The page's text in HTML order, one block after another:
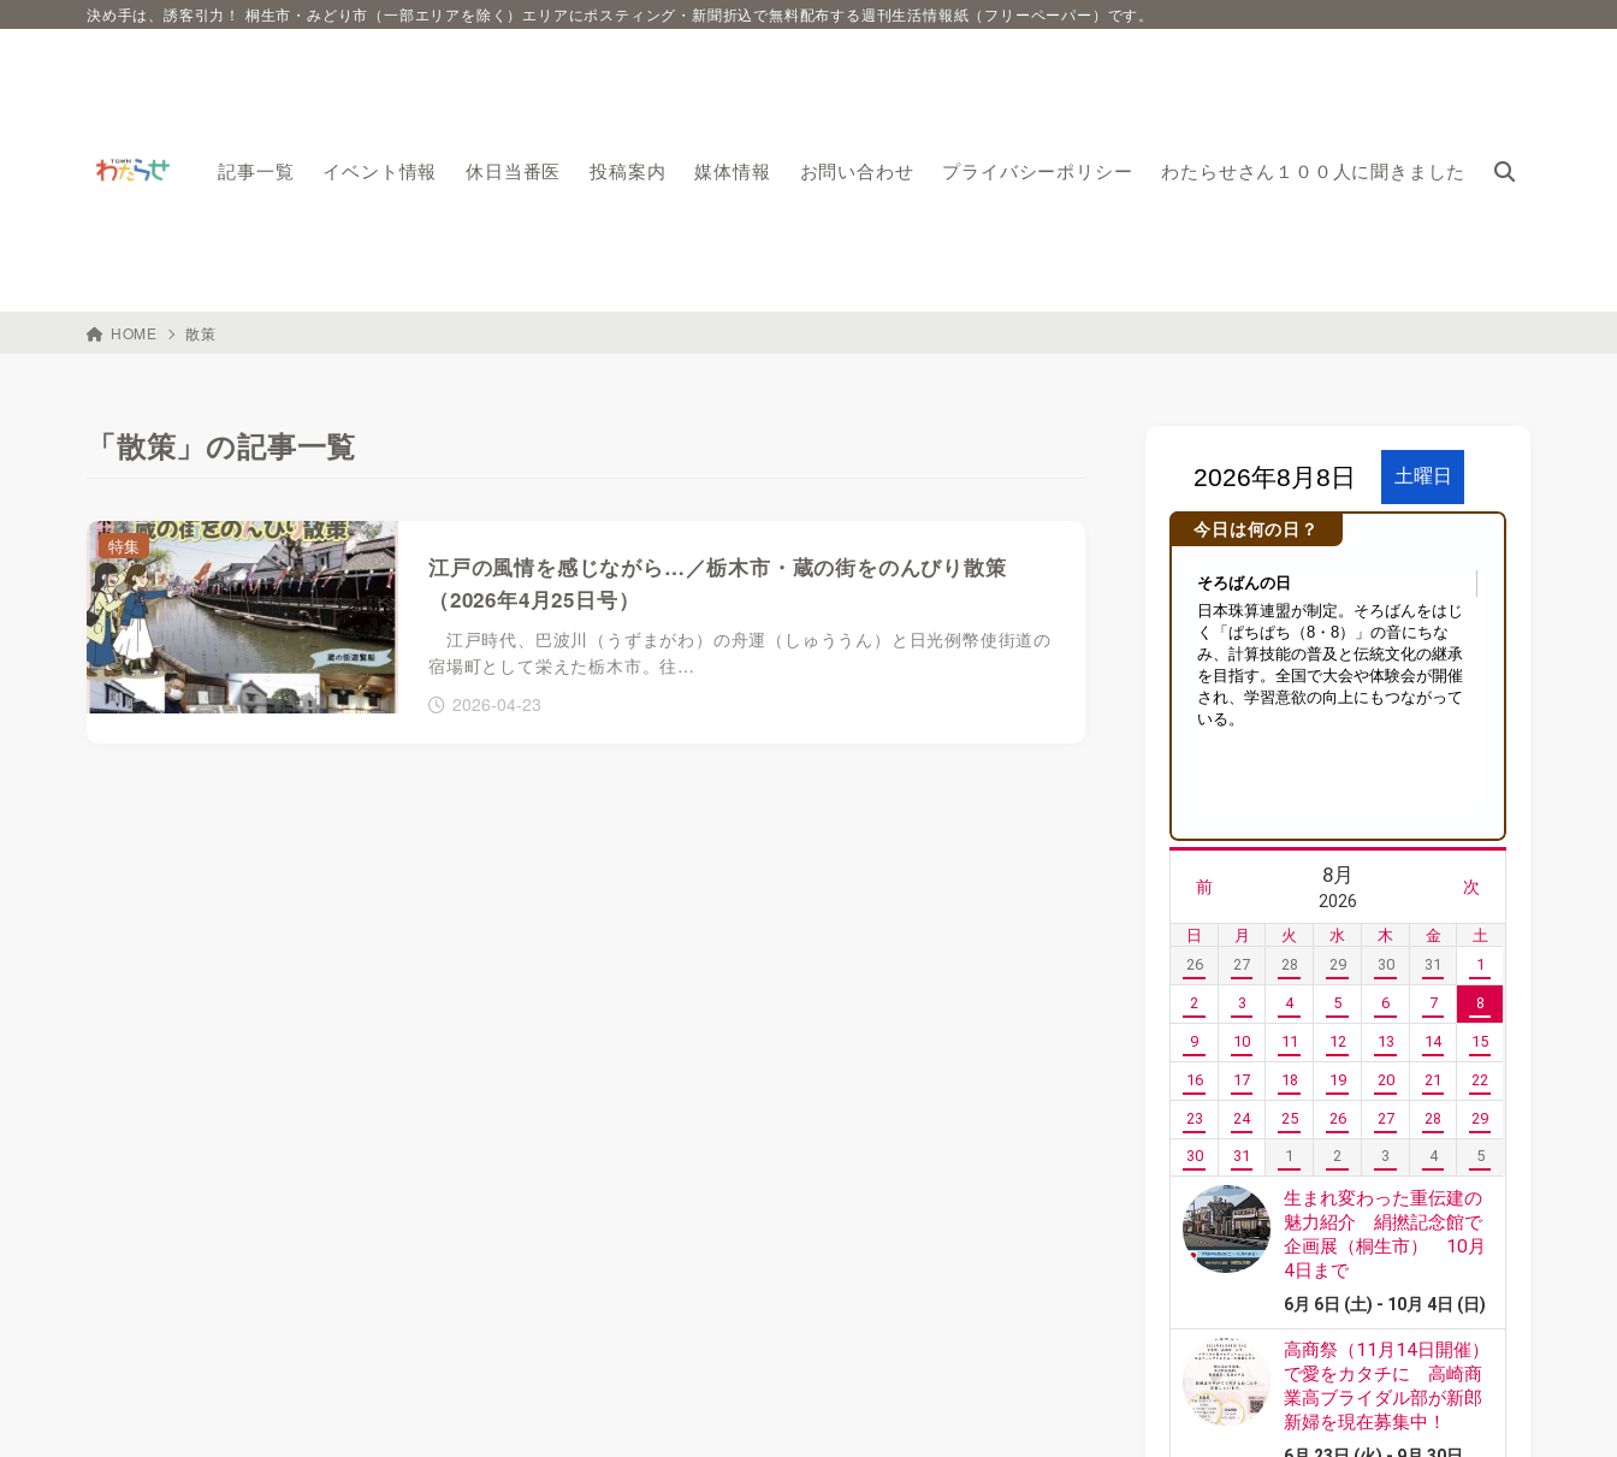
決め手は、誘客引力！ 桐生市・みどり市（一部エリアを除く）エリアにポスティング・新聞折込で無料配布する週刊生活情報紙（フリーペーパー）です。
記事一覧 イベント情報 休日当番医 投稿案内 媒体情報 お問い合わせ プライバシーポリシー わたらせさん１００人に聞きました
HOME 散策
「散策」の記事一覧
江戸の風情を感じながら…／栃木市・蔵の街をのんびり散策
（2026年4月25日号）
江戸時代、巴波川（うずまがわ）の舟運（しゅううん）と日光例幣使街道の
宿場町として栄えた栃木市。往…
2026-04-23
特集
今日は何の日？